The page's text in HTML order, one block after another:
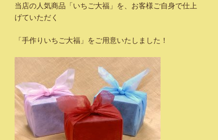
当店の人気商品「いちご大福」を、お客様ご自身で仕上
げていただく
「手作りいちご大福」をご用意いたしました！